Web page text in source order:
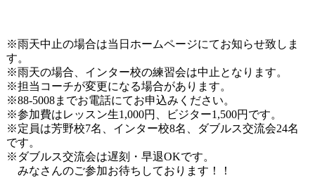
※雨天中止の場合は当日ホームページにてお知らせ致しま
す。
※雨天の場合、インター校の練習会は中止となります。
※担当コーチが変更になる場合があります。
※88-5008までお電話にてお申込みください。
※参加費はレッスン生1,000円、ビジター1,500円です。
※定員は芳野校7名、インター校8名、ダブルス交流会24名
です。
※ダブルス交流会は遅刻・早退OKです。
みなさんのご参加お待ちしております！！